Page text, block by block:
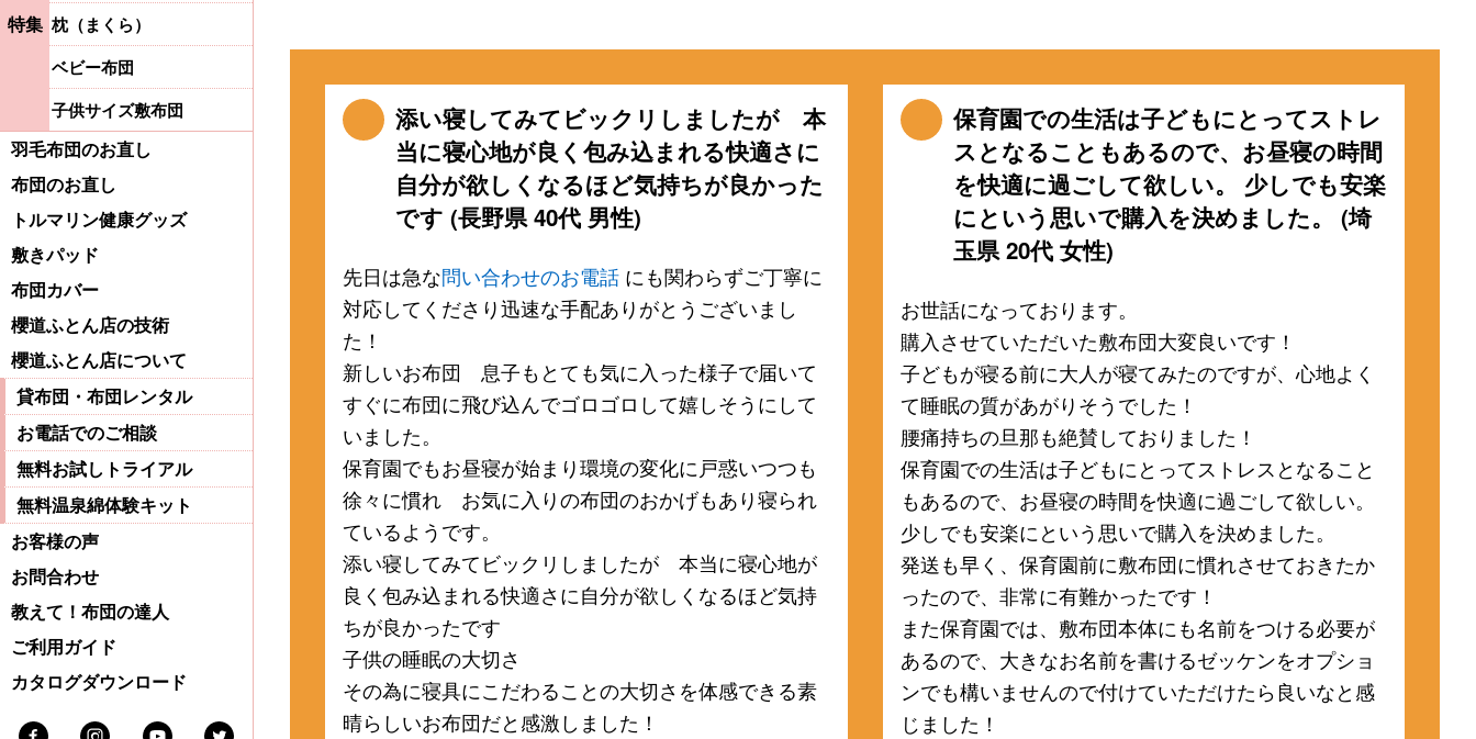
添い寝してみてビックリしましたが 本
当に寝心地が良く包み込まれる快適さに
自分が欲しくなるほど気持ちが良かった
です (長野県 40代 男性)
先日は急な問い合わせのお電話 にも関わらずご丁寧に
対応してくださり迅速な手配ありがとうございまし
た！
新しいお布団 息子もとても気に入った様子で届いて
すぐに布団に飛び込んでゴロゴロして嬉しそうにして
いました。
保育園でもお昼寝が始まり環境の変化に戸惑いつつも
徐々に慣れ お気に入りの布団のおかげもあり寝られ
ているようです。
添い寝してみてビックリしましたが 本当に寝心地が
良く包み込まれる快適さに自分が欲しくなるほど気持
ちが良かったです
子供の睡眠の大切さ
その為に寝具にこだわることの大切さを体感できる素
晴らしいお布団だと感激しました！
保育園での生活は子どもにとってストレ
スとなることもあるので、お昼寝の時間
を快適に過ごして欲しい。 少しでも安楽
にという思いで購入を決めました。 (埼
玉県 20代 女性)
お世話になっております。
購入させていただいた敷布団大変良いです！
子どもが寝る前に大人が寝てみたのですが、心地よく
て睡眠の質があがりそうでした！
腰痛持ちの旦那も絶賛しておりました！
保育園での生活は子どもにとってストレスとなること
もあるので、お昼寝の時間を快適に過ごして欲しい。
少しでも安楽にという思いで購入を決めました。
発送も早く、保育園前に敷布団に慣れさせておきたか
ったので、非常に有難かったです！
また保育園では、敷布団本体にも名前をつける必要が
あるので、大きなお名前を書けるゼッケンをオプショ
ンでも構いませんので付けていただけたら良いなと感
じました！
特集 枕（まくら）
ベビー布団
子供サイズ敷布団
羽毛布団のお直し
布団のお直し
トルマリン健康グッズ
敷きパッド
布団カバー
櫻道ふとん店の技術
櫻道ふとん店について
貸布団・布団レンタル
お電話でのご相談
無料お試しトライアル
無料温泉綿体験キット
お客様の声
お問合わせ
教えて！布団の達人
ご利用ガイド
カタログダウンロード